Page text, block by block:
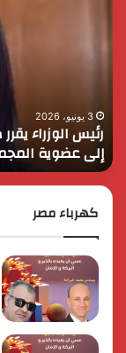
التضامن
الاجتماعي
إلى
عضوية
المجموعة
الوزارية
3 يونيو، 2026
رئيس الوزراء
إلى عضوية
كهرباء مصر